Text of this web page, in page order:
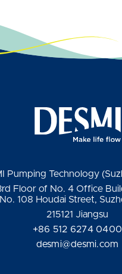
Pumping Technology
Floor of No. 4 Office
108 Houdai Street,
215121 Jiangsu
+86 512 6274 0400
desmi@desmi.com